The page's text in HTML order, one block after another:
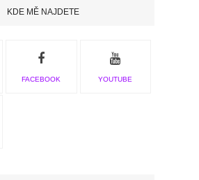
KDE MĚ NAJDETE
FACEBOOK YOUTUBE